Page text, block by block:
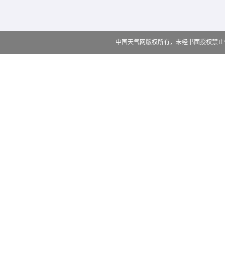
中国天气网版权所有，未经书面授权